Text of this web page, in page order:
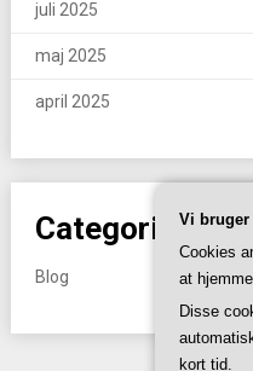
juli 2025
maj 2025
april 2025
Categories
Blog
Vi
Cookies
at
Disse
kort tid.